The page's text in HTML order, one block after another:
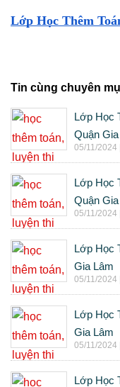
Lớp Học Thêm
Tin cùng chuyên
Lớp Học
Quận
05/11/2024
Lớp Học
Quận
05/11/2024
Lớp Học
Gia Lâm
05/11/2024
Lớp Học
Gia Lâm
05/11/2024
Lớp Học